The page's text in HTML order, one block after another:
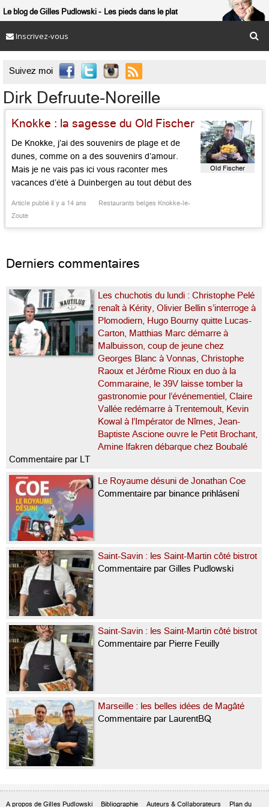
Le blog de Gilles Pudlowski Les pieds dans le plat
Inscrivez-vous
Suivez moi 
Dirk Defruute-Noreille
Knokke : la sagesse du Old Fischer
De Knokke, j’ai des souvenirs de plage et de
dunes, comme on a des souvenirs d’amour.
Mais je ne vais pas ici vous raconter mes
vacances d’été à Duinbergen au tout début des
plus, mais qui me ramène aujourd’hui à Heist,
Article publié il y a 14 ans
Restaurants belges Knokke-le-
Zoute
Old Fischer
Derniers commentaires
Les chuchotis du lundi : Christophe Pelé
renaît à Kérity, Olivier Bellin s’interroge à
Plomodiern, Hugo Bourny quitte Lucas-
Carton, Matthias Marc démarre à
Malbuisson, coup de jeune chez
Georges Blanc à Vonnas, Christophe
Raoux et Jérôme Rioux en duo à la
Commaraine, le 39V laisse tomber la
gastronomie pour l’événementiel, Claire
Vallée redémarre à Trentemoult, Kevin
Kowal à l’Impérator de Nîmes, Jean-
Baptiste Ascione ouvre le Petit Brochant,
Amine Ifakren débarque chez Boubalé
Commentaire par LT
Le Royaume désuni de Jonathan Coe
Commentaire par binance prihlásení
Saint-Savin : les Saint-Martin côté bistrot
Commentaire par Gilles Pudlowski
Saint-Savin : les Saint-Martin côté bistrot
Commentaire par Pierre Feuilly
Marseille : les belles idées de Magâté
Commentaire par LaurentBQ
A propos de Gilles Pudlowski Bibliographie Auteurs & Collaborateurs Plan du